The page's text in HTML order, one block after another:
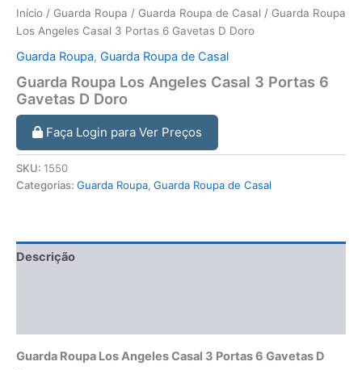
Início / Guarda Roupa / Guarda Roupa de Casal / Guarda Roupa
Los Angeles Casal 3 Portas 6 Gavetas D Doro
Guarda Roupa, Guarda Roupa de Casal
Guarda Roupa Los Angeles Casal 3 Portas 6
Gavetas D Doro
Faça Login para Ver Preços
SKU: 1550
Categorias: Guarda Roupa, Guarda Roupa de Casal
Descrição
Guarda Roupa Los Angeles Casal 3 Portas 6 Gavetas D